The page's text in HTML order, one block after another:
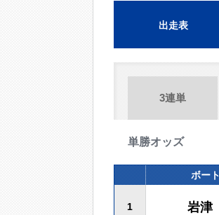
出走表
3連単
単勝オッズ
ボー
1 岩